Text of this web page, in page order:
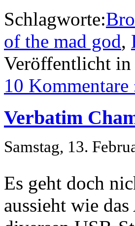
Schlagworte:
of the mad god,
Veröffentlicht in
10 Kommentare
Verbatim
Samstag, 13.
Es geht doch
aussieht wie